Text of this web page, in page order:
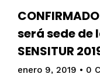
será sede de
SENSITUR
enero 9, 2019 • 0